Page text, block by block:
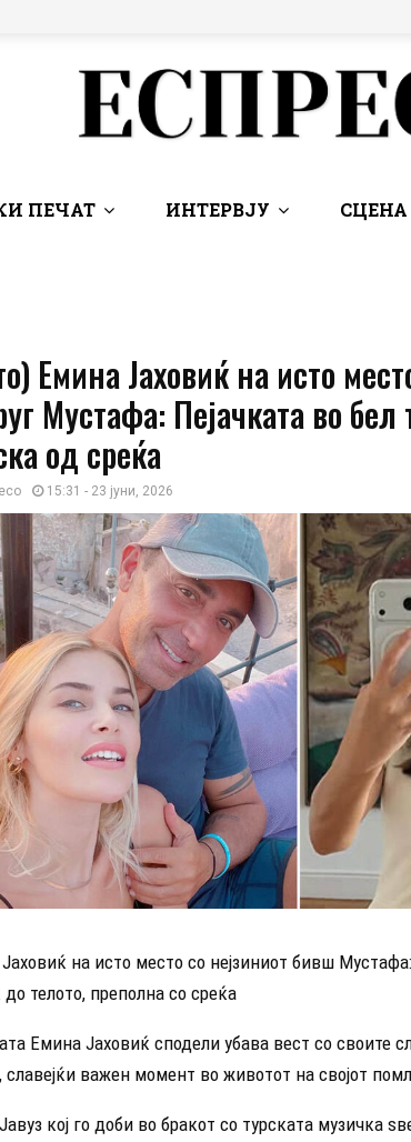
ПЕЧАТ ИНТЕРВЈУ СЦЕНА
Емина Јаховиќ на исто
Мустафа: Пејачката во
од среќа
15:31 - 23 јуни, 2026
на исто место со нејзиниот бивш
до телото, преполна со среќа
Емина Јаховиќ сподели убава вест со своите
важен момент во животот на својот
кој го доби во бракот со турската музичка